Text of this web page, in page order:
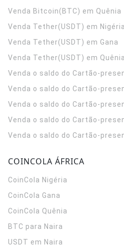
Venda Bitcoin(BTC) em Quênia
Venda Tether(USDT) em Nigéria
Venda Tether(USDT) em Gana
Venda Tether(USDT) em Quênia
Venda o saldo do Cartão-
Venda o saldo do Cartão-
Venda o saldo do Cartão-
Venda o saldo do Cartão-
Venda o saldo do Cartão-
COINCOLA ÁFRICA
CoinCola Nigéria
CoinCola Gana
CoinCola Quênia
BTC para Naira
USDT em Naira